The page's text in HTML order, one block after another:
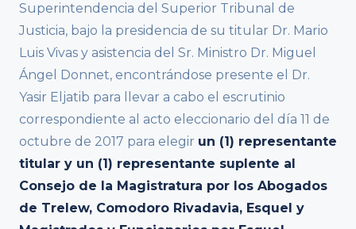
Superintendencia del Superior Tribunal de
Justicia, bajo la presidencia de su titular Dr. Mario
Luis Vivas y asistencia del Sr. Ministro Dr. Miguel
Ángel Donnet, encontrándose presente el Dr.
Yasir Eljatib para llevar a cabo el escrutinio
correspondiente al acto eleccionario del día 11 de
octubre de 2017 para elegir un (1) representante
titular y un (1) representante suplente al
Consejo de la Magistratura por los Abogados
de Trelew, Comodoro Rivadavia, Esquel y